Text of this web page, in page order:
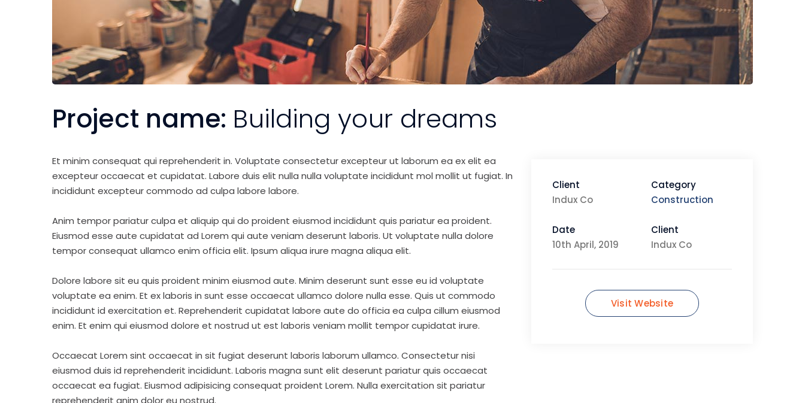
Project name: Building your dreams
Et minim consequat qui reprehenderit in. Voluptate consectetur excepteur ut laborum ea ex elit ea
excepteur occaecat et cupidatat. Labore duis elit nulla nulla voluptate incididunt mol mollit ut fugiat. In
incididunt excepteur commodo ad culpa labore labore.
Anim tempor pariatur culpa et aliquip qui do proident eiusmod incididunt quis pariatur ea proident.
Eiusmod esse aute cupidatat ad Lorem qui aute veniam deserunt laboris. Ut voluptate nulla dolore
tempor consequat ullamco enim officia elit. Ipsum aliqua irure magna aliqua elit.
Dolore labore sit eu quis proident minim eiusmod aute. Minim deserunt sunt esse eu id voluptate
voluptate ea enim. Et ex laboris in sunt esse occaecat ullamco dolore nulla esse. Quis ut commodo
incididunt id exercitation et. Reprehenderit cupidatat labore aute do officia ea culpa cillum eiusmod
enim. Et enim qui eiusmod dolore et nostrud ut est laboris veniam mollit tempor cupidatat irure.
Occaecat Lorem sint occaecat in sit fugiat deserunt laboris laborum ullamco. Consectetur nisi
eiusmod duis id reprehenderit incididunt. Laboris magna sunt elit deserunt pariatur quis occaecat
occaecat ea fugiat. Eiusmod adipisicing consequat proident Lorem. Nulla exercitation sit pariatur
reprehenderit anim dolor eu nostrud.
Client
Indux Co
Category
Construction
Date
10th April, 2019
Client
Indux Co
Visit Website